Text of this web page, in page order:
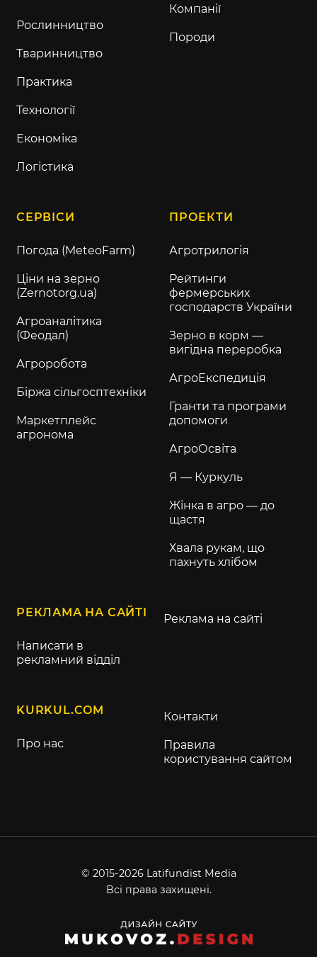
Рослинництво
Тваринництво
Практика
Технології
Економіка
Логістика
Компанії
Породи
СЕРВІСИ
Погода (MeteoFarm)
Ціни на зерно
(Zernotorg.ua)
Агроаналітика
(Феодал)
Агроробота
Біржа сільгосптехніки
Маркетплейс
агронома
ПРОЕКТИ
Агротрилогія
Рейтинги
фермерських
господарств України
Зерно в корм —
вигідна переробка
АгроЕкспедиція
Гранти та програми
допомоги
АгроОсвіта
Я — Куркуль
Жінка в агро — до
щастя
Хвала рукам, що
пахнуть хлібом
РЕКЛАМА НА САЙТІ
Написати в
рекламний відділ
Реклама на сайті
KURKUL.COM
Про нас
Контакти
Правила
користування сайтом
© 2015-2026 Latifundist Media
Всі права захищені.